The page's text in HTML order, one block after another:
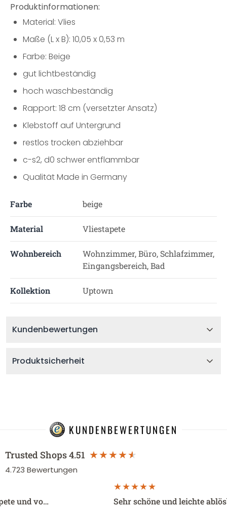
Produktinformationen:
Material: Vlies
Maße (L x B): 10,05 x 0,53 m
Farbe: Beige
gut lichtbeständig
hoch waschbeständig
Rapport: 18 cm (versetzter Ansatz)
Klebstoff auf Untergrund
restlos trocken abziehbar
c-s2, d0 schwer entflammbar
Qualität Made in Germany
Farbe beige
Material Vliestapete
Wohnbereich
Wohnzimmer, Büro, Schlafzimmer,
Eingangsbereich, Bad
Kollektion Uptown
Kundenbewertungen
Produktsicherheit
KUNDENBEWERTUNGEN
Trusted Shops4.51
4.723 Bewertungen
und vo… Sehr schöne und leichte